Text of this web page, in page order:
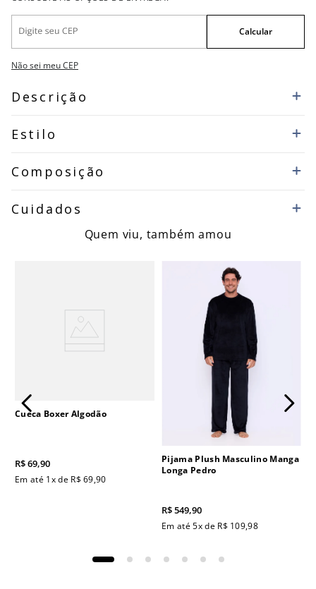
Não sei meu CEP
Descrição
Estilo
Composição
Cuidados
Quem viu, também amou
Cueca Boxer Algodão
R$69,90
Em até 1x de R$ 69,90
Pijama Plush Masculino Manga
Longa Pedro
R$549,90
Em até5x de R$ 109,98